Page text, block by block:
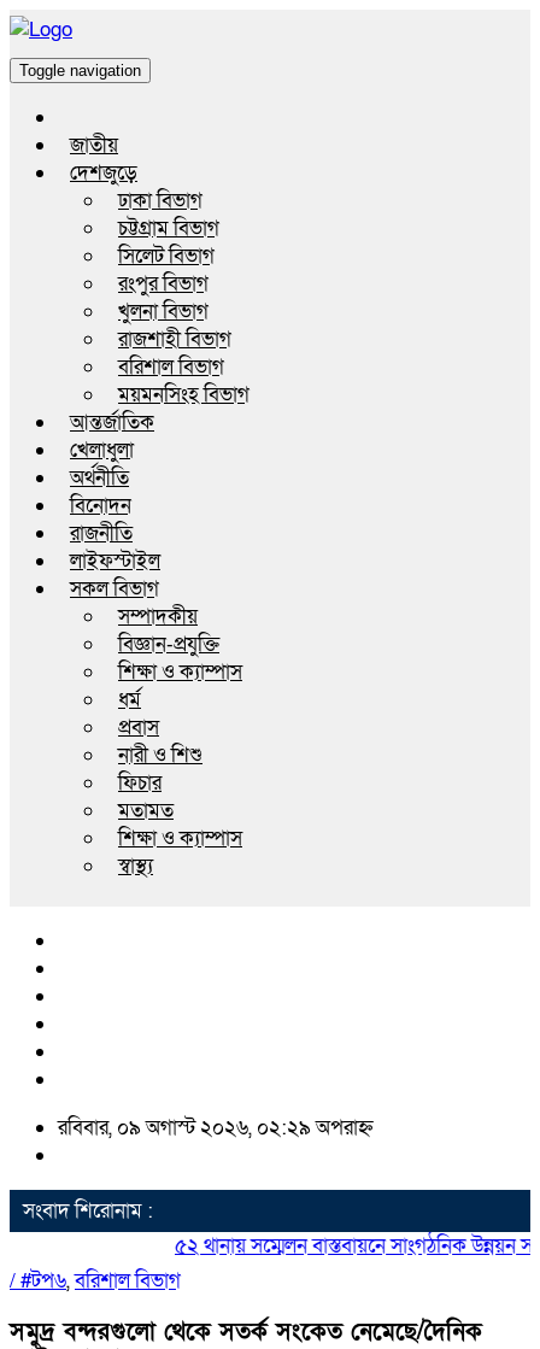
Toggle navigation
জাতীয়
দেশজুড়ে
ঢাকা বিভাগ
চট্টগ্রাম বিভাগ
সিলেট বিভাগ
রংপুর বিভাগ
খুলনা বিভাগ
রাজশাহী বিভাগ
বরিশাল বিভাগ
ময়মনসিংহ বিভাগ
আন্তর্জাতিক
খেলাধুলা
অর্থনীতি
বিনোদন
রাজনীতি
লাইফস্টাইল
সকল বিভাগ
সম্পাদকীয়
বিজ্ঞান-প্রযুক্তি
শিক্ষা ও ক্যাম্পাস
ধর্ম
প্রবাস
নারী ও শিশু
ফিচার
মতামত
শিক্ষা ও ক্যাম্পাস
স্বাস্থ্য
রবিবার, ০৯ অগাস্ট ২০২৬, ০২:২৯ অপরাহ্ন
সংবাদ শিরোনাম :
৫২ থানায় সম্মেলন বাস্তবায়নে সাংগঠনিক উন্নয়ন
/#টপ৬,বরিশাল বিভাগ
সমুদ্র বন্দরগুলো থেকে সতর্ক সংকেত নেমেছে/দৈনিক